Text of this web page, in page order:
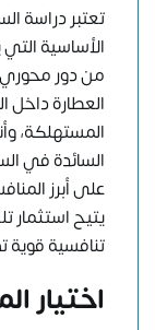
تعتبر دراسة
الأساسية التي
من دور
العطارة داخل
المستهلكة،
السائدة في
على أبرز
يتيح استثمار
تنافسية قوية
اختيار